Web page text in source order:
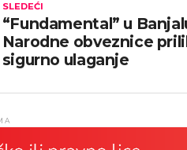
SLEDEĆI
“Fundamental” u
Narodne obveznice
sigurno ulaganje